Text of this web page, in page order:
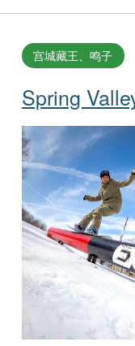
Spring
宫城藏王、鸣子